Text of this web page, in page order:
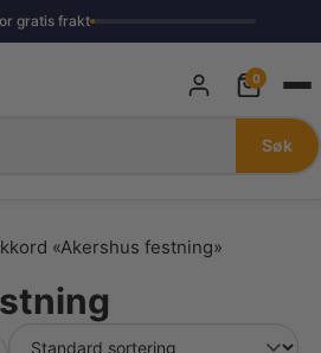
gratis frakt
Søk
0
«Akershus festning»